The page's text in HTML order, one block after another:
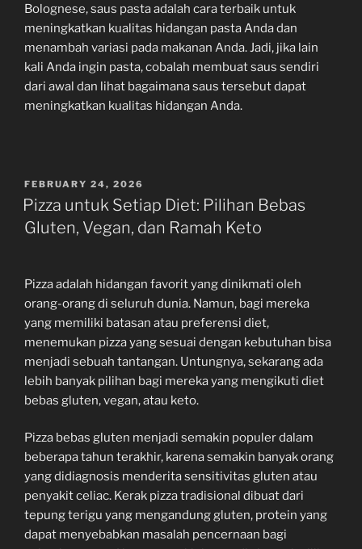
Bolognese, saus pasta adalah cara terbaik untuk
meningkatkan kualitas hidangan pasta Anda dan
menambah variasi pada makanan Anda. Jadi, jika lain
kali Anda ingin pasta, cobalah membuat saus sendiri
dari awal dan lihat bagaimana saus tersebut dapat
meningkatkan kualitas hidangan Anda.
POSTED
ON
FEBRUARY 24, 2026
Pizza untuk Setiap Diet: Pilihan Bebas
Gluten, Vegan, dan Ramah Keto
Pizza adalah hidangan favorit yang dinikmati oleh
orang-orang di seluruh dunia. Namun, bagi mereka
yang memiliki batasan atau preferensi diet,
menemukan pizza yang sesuai dengan kebutuhan bisa
menjadi sebuah tantangan. Untungnya, sekarang ada
lebih banyak pilihan bagi mereka yang mengikuti diet
bebas gluten, vegan, atau keto.
Pizza bebas gluten menjadi semakin populer dalam
beberapa tahun terakhir, karena semakin banyak orang
yang didiagnosis menderita sensitivitas gluten atau
penyakit celiac. Kerak pizza tradisional dibuat dari
tepung terigu yang mengandung gluten, protein yang
dapat menyebabkan masalah pencernaan bagi